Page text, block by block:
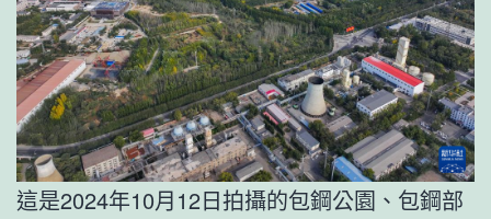
這是2024年10月12日拍攝的包鋼公園、包鋼部